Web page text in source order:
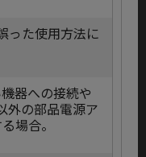
った使用方法に
器への接続や
外の部品電源ア
場合。